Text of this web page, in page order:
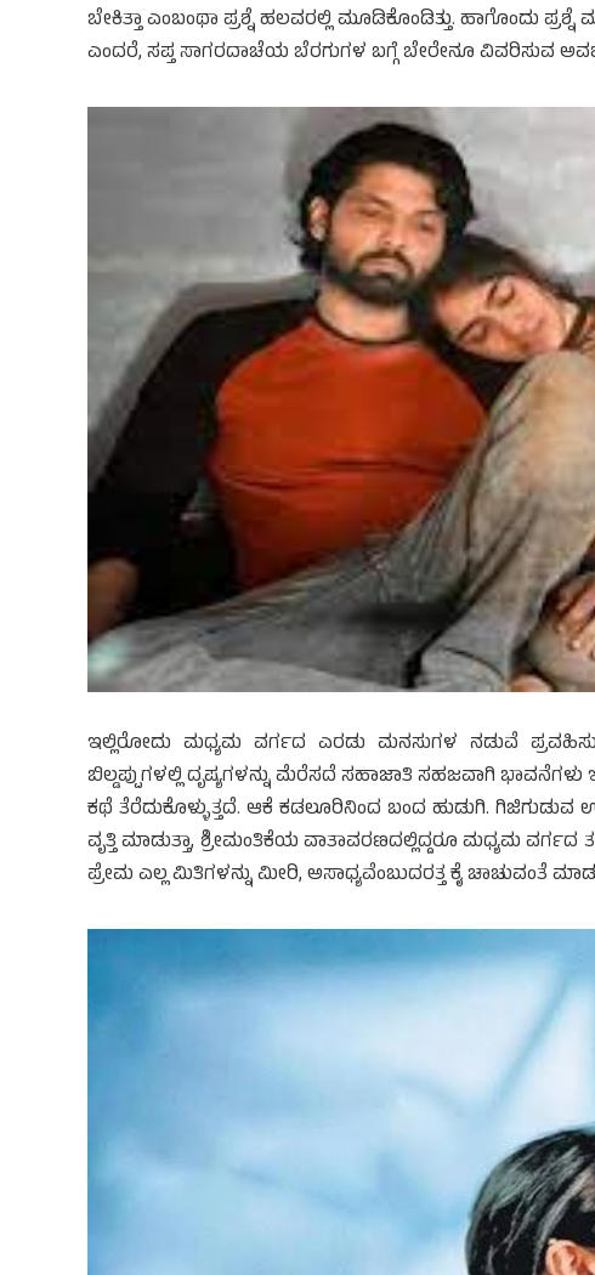
ಬೇಕಿತ್ತಾ ಎಂಬಂಥಾ ಪ್ರಶ್ನೆ ಹಲವರಲ್ಲಿ ಮೂಡಿಕೊಂಡಿತ್ತು. ಹಾಗೊಂದು
ಎಂದರೆ, ಸಪ್ತ ಸಾಗರದಾಚೆಯ ಬೆರಗುಗಳ ಬಗ್ಗೆ ಬೇರೇನೂ ವಿವರಿಸುವ
ಇಲ್ಲಿರೋದು ಮಧ್ಯಮ ವರ್ಗದ ಎರಡು ಮನಸುಗಳ ನಡುವೆ
ಬಿಲ್ಡಪ್ಪುಗಳಲ್ಲಿ ದೃಷ್ಯಗಳನ್ನು ಮೆರೆಸದೆ ಸಹಾಜಾತಿ ಸಹಜವಾಗಿ
ಕಥೆ ತೆರೆದುಕೊಳ್ಳುತ್ತದೆ. ಆಕೆ ಕಡಲೂರಿನಿಂದ ಬಂದ ಹುಡುಗಿ. ಗಿಜಿಗುಡುವ
ವೃತ್ತಿ ಮಾಡುತ್ತಾ, ಶ್ರೀಮಂತಿಕೆಯ ವಾತಾವರಣದಲ್ಲಿದ್ದರೂ ಮಧ್ಯಮ
ಪ್ರೇಮ ಎಲ್ಲ ಮಿತಿಗಳನ್ನು ಮೀರಿ, ಅಸಾಧ್ಯವೆಂಬುದರತ್ತ ಕೈ ಚಾಚುವಂತೆ